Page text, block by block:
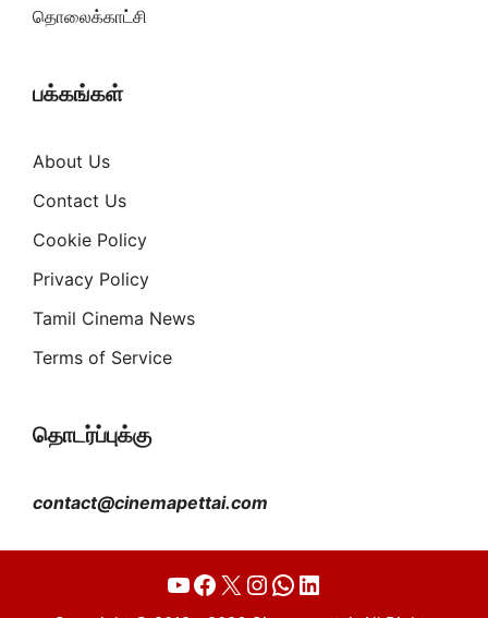
தொலைக்காட்சி
பக்கங்கள்
About Us
Contact Us
Cookie Policy
Privacy Policy
Tamil Cinema News
Terms of Service
தொடர்ப்புக்கு
contact@cinemapettai.com
YouTube
Facebook
X Instagram
WhatsApp
LinkedIn